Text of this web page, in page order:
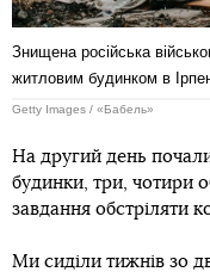
Знищена російська
житловим будинком в
Getty Images / «Бабель»
На другий день
будинки, три, чотири
завдання обстріляти
Ми сиділи тижнів зо